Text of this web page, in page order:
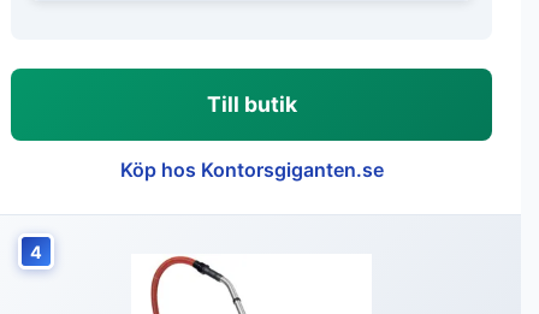
Till butik
Köp hos Kontorsgiganten.se
4